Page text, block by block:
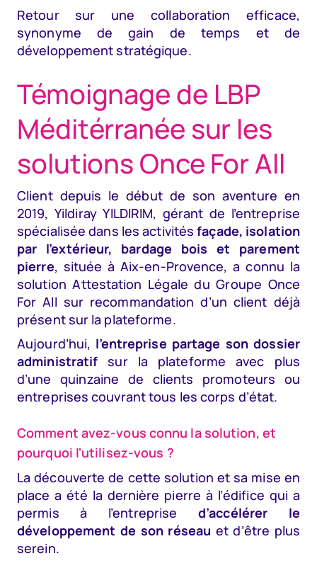
Retour sur une collaboration efficace,
synonyme de gain de temps et de
développement stratégique.
Témoignage de LBP
Méditérranée sur les
solutions Once For All
Client depuis le début de son aventure en
2019, Yildiray YILDIRIM, gérant de l’entreprise
spécialisée dans les activitésfaçade, isolation
par l’extérieur, bardage bois et parement
pierre, située à Aix-en-Provence, a connu la
solution Attestation Légale du Groupe Once
For All sur recommandation d’un client déjà
présent sur la plateforme.
Aujourd’hui, l’entreprise partage son dossier
administratif sur la plateforme avec plus
d’une quinzaine de clients promoteurs ou
entreprises couvrant tous les corps d’état.
Comment avez-vous connu la solution, et
pourquoi l'utilisez-vous ?
La découverte de cette solution et sa mise en
place a été la dernière pierre à l’édifice qui a
permis à l’entreprise d’accélérer le
développement de son réseau et d’être plus
serein.